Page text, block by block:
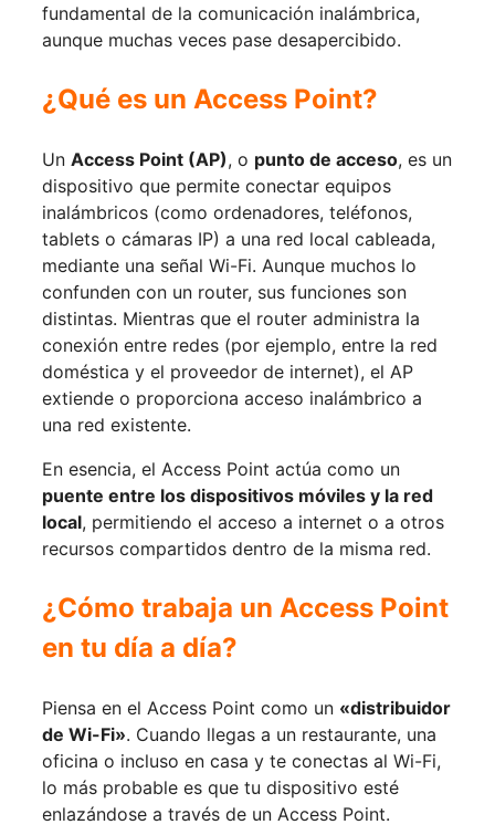
fundamental de la comunicación inalámbrica,
aunque muchas veces pase desapercibido.
¿Qué es un Access Point?
Un Access Point (AP), o punto de acceso, es un
dispositivo que permite conectar equipos
inalámbricos (como ordenadores, teléfonos,
tablets o cámaras IP) a una red local cableada,
mediante una señal Wi-Fi. Aunque muchos lo
confunden con un router, sus funciones son
distintas. Mientras que el router administra la
conexión entre redes (por ejemplo, entre la red
doméstica y el proveedor de internet), el AP
extiende o proporciona acceso inalámbrico a
una red existente.
En esencia, el Access Point actúa como un
puente entre los dispositivos móviles y la red
local, permitiendo el acceso a internet o a otros
recursos compartidos dentro de la misma red.
¿Cómo trabaja un Access Point
en tu día a día?
Piensa en el Access Point como un «distribuidor
de Wi-Fi». Cuando llegas a un restaurante, una
oficina o incluso en casa y te conectas al Wi-Fi,
lo más probable es que tu dispositivo esté
enlazándose a través de un Access Point.